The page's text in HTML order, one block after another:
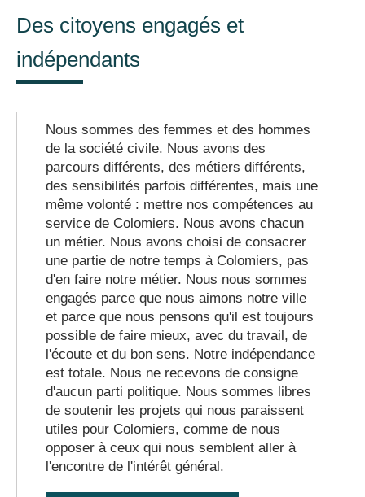
Des citoyens engagés et
indépendants
Nous sommes des femmes et des hommes
de la société civile. Nous avons des
parcours différents, des métiers différents,
des sensibilités parfois différentes, mais une
même volonté : mettre nos compétences au
service de Colomiers. Nous avons chacun
un métier. Nous avons choisi de consacrer
une partie de notre temps à Colomiers, pas
d'en faire notre métier. Nous nous sommes
engagés parce que nous aimons notre ville
et parce que nous pensons qu'il est toujours
possible de faire mieux, avec du travail, de
l'écoute et du bon sens. Notre indépendance
est totale. Nous ne recevons de consigne
d'aucun parti politique. Nous sommes libres
de soutenir les projets qui nous paraissent
utiles pour Colomiers, comme de nous
opposer à ceux qui nous semblent aller à
l'encontre de l'intérêt général.